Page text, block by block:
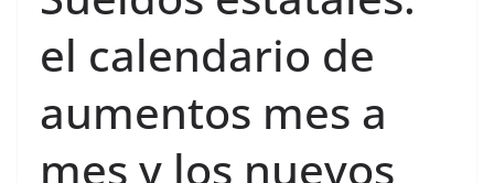
el calendario de
aumentos mes a
mes y los nuevos